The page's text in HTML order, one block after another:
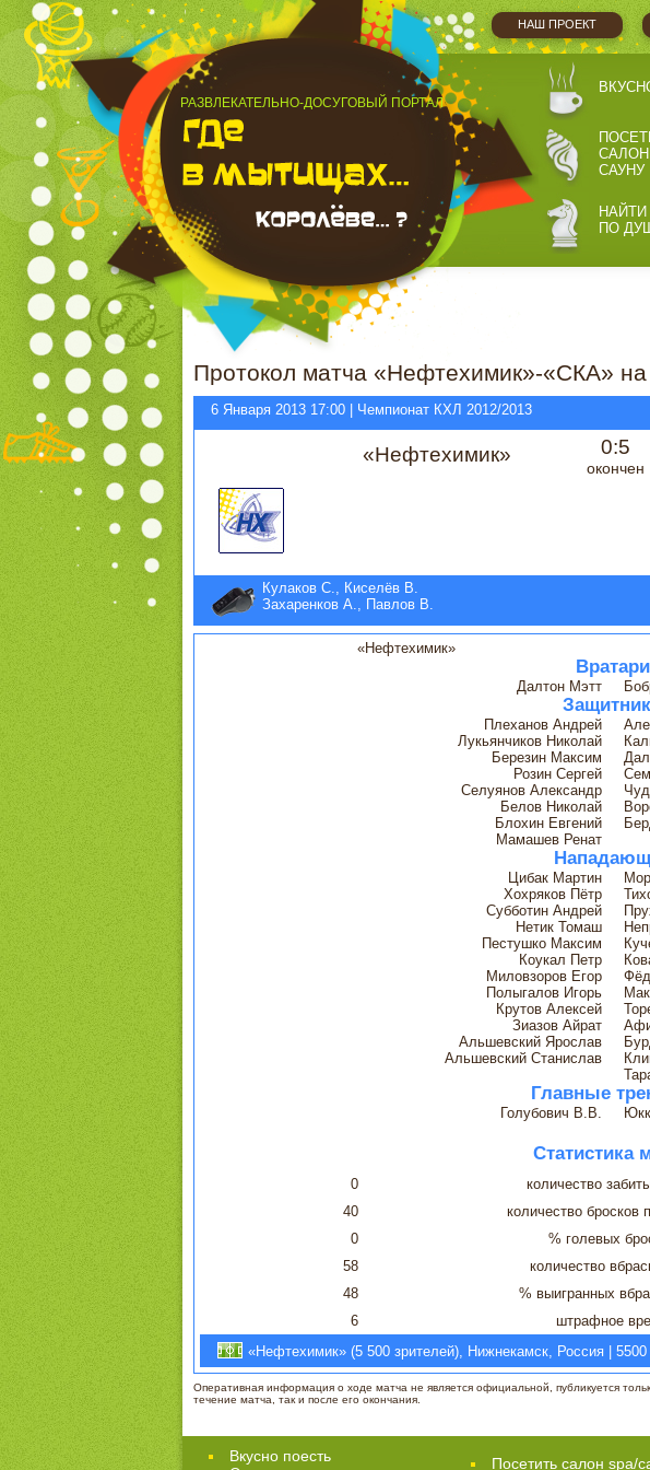
НАШ ПРОЕКТ
РАЗВЛЕКАТЕЛЬНО-ДОСУГОВЫЙ ПОРТАЛ
САЛОН
САУНУ
ПО
Протокол матча «Нефтехимик»-«СКА»
6 Января 2013 17:00 | Чемпионат КХЛ 2012/2013
«Нефтехимик» 0:5
окончен
Кулаков С., Киселёв В.
Захаренков А., Павлов В.
«Нефтехимик»
Вратари
Далтон Мэтт
Плеханов Андрей
Лукьянчиков Николай
Березин Максим
Розин Сергей
Селуянов Александр
Белов Николай
Блохин Евгений
Мамашев Ренат
Цибак Мартин
Хохряков Пётр
Субботин Андрей
Нетик Томаш
Пестушко Максим
Коукал Петр
Миловзоров Егор
Полыгалов Игорь
Крутов Алексей
Зиазов Айрат
Альшевский Ярослав
Альшевский Станислав
Главные
Голубович В.В.
Статистика
0 количество
40
количество бросков
0
% голевых
58
количество
48
% выигранных
6
штрафное
«Нефтехимик» (5 500 зрителей), Нижнекамск, Россия | 5500
Оперативная информация о ходе матча не является официальной, публикуется
течение матча, так и после его окончания.
Вкусно поесть
Посетить салон spa/